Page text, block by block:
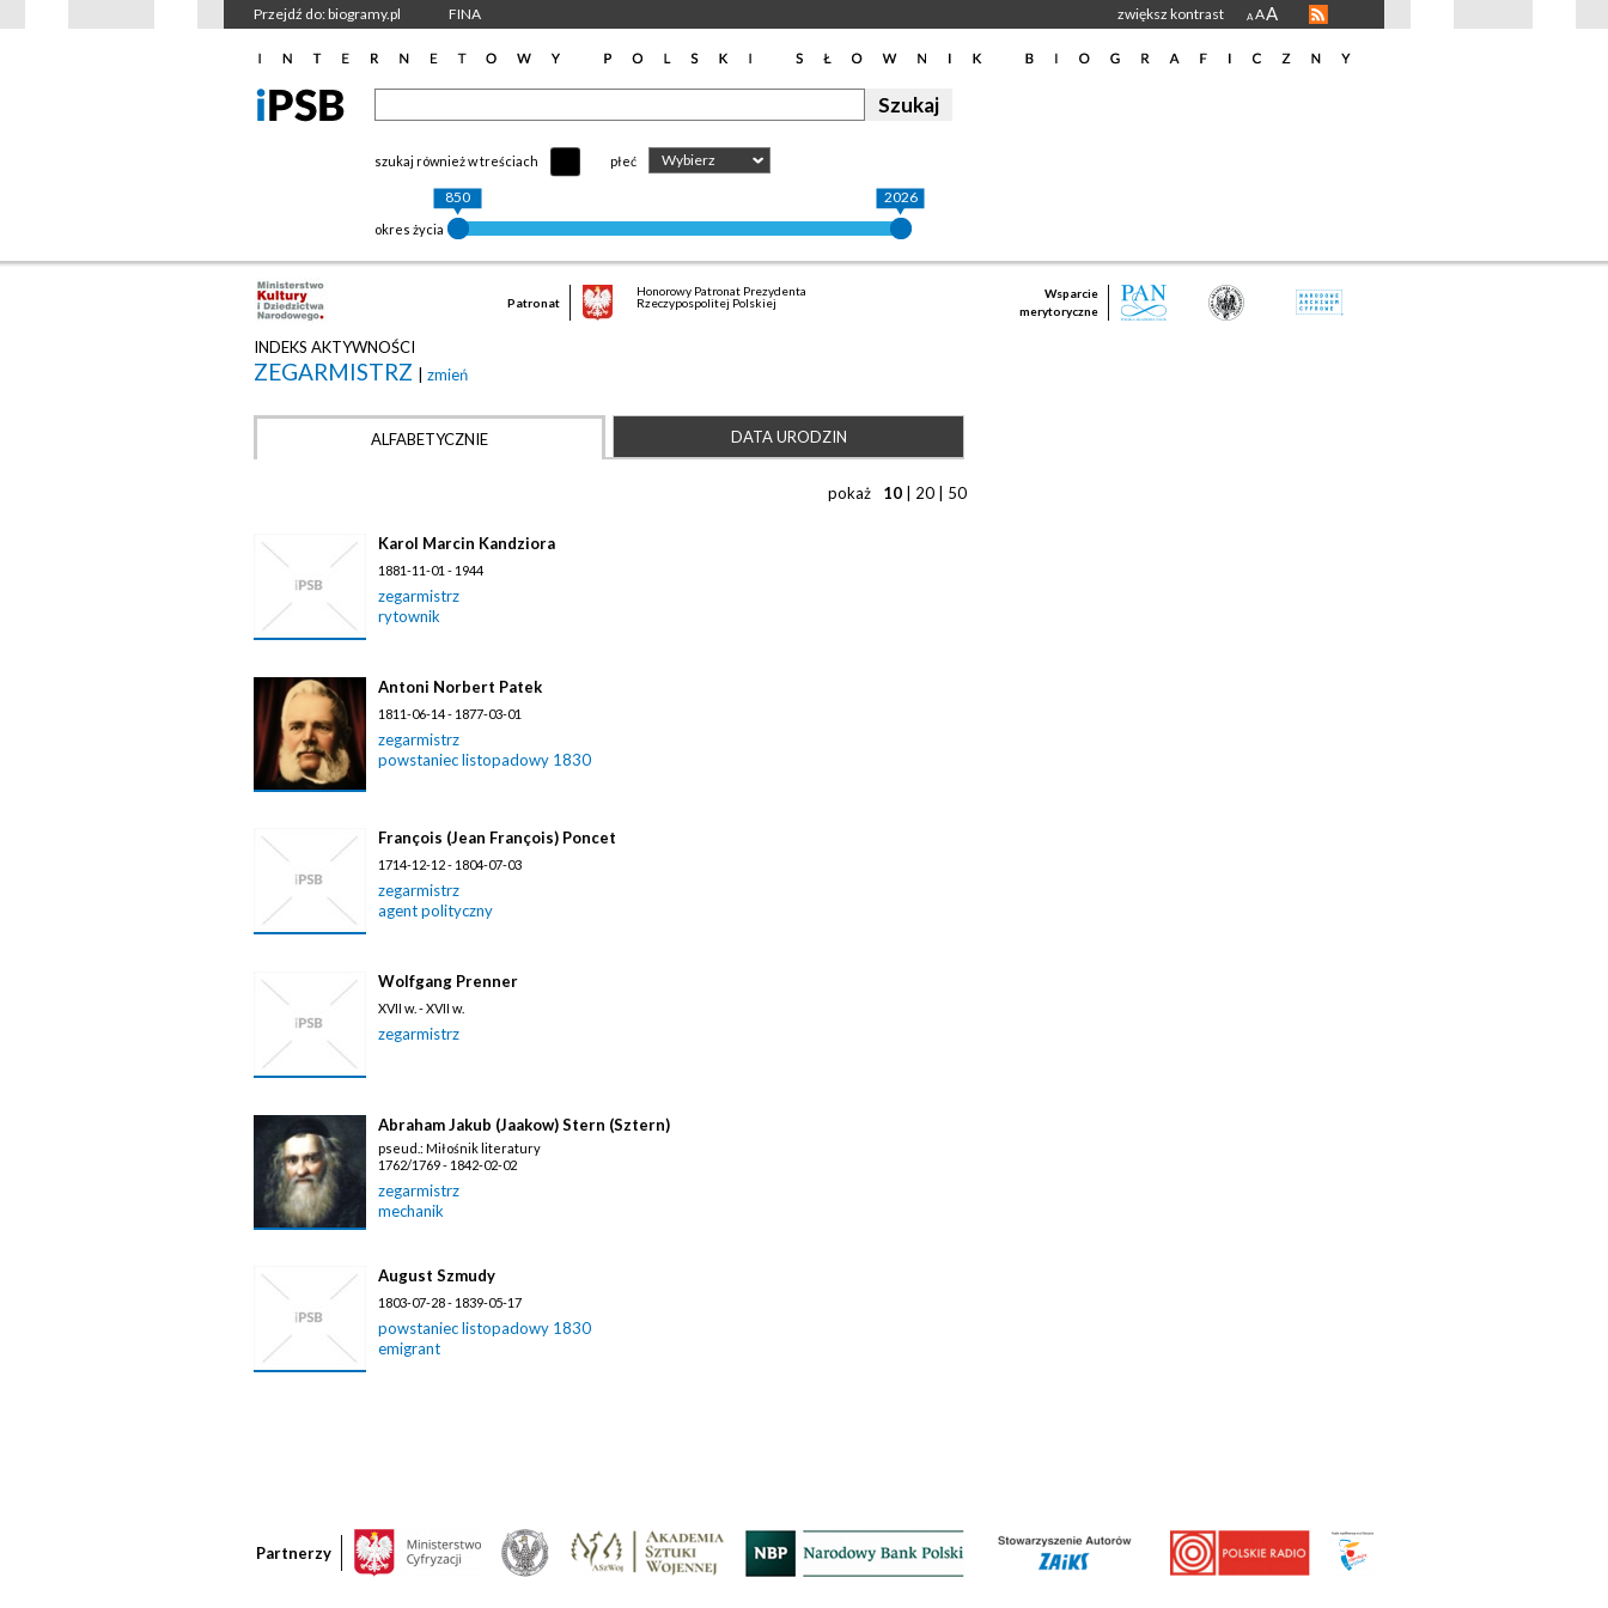
Przejdź do: biogramy.pl FINA zwiększ kontrast A AA
szukaj również w treściach płeć Wybierz
okres życia
850 2026
Patronat
Honorowy Patronat Prezydenta
Rzeczypospolitej Polskiej
Wsparcie
merytoryczne
INDEKS AKTYWNOŚCI
ZEGARMISTRZ zmień
ALFABETYCZNIE DATA URODZIN
pokaż 10 20 50
Karol Marcin Kandziora
1881-11-01 - 1944
zegarmistrz
rytownik
Antoni Norbert Patek
1811-06-14 - 1877-03-01
zegarmistrz
powstaniec listopadowy 1830
François (Jean François) Poncet
1714-12-12 - 1804-07-03
zegarmistrz
agent polityczny
Wolfgang Prenner
XVII w. - XVII w.
zegarmistrz
Abraham Jakub (Jaakow) Stern (Sztern)
pseud.: Miłośnik literatury
1762/1769 - 1842-02-02
zegarmistrz
mechanik
August Szmudy
1803-07-28 - 1839-05-17
powstaniec listopadowy 1830
emigrant
Partnerzy